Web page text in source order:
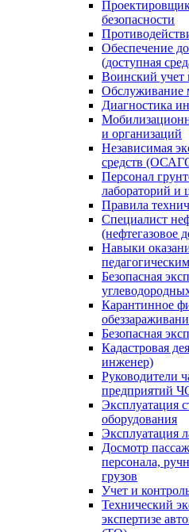
безопасности
Обеспечение
(доступная
Воинский учет
Обслуживание
Диагностика
и организаций
Независимая
средств
Персонал
лабораторий и
Правила
Специалист
(нефтегазовое
Навыки
Безопасная
Карантинное
Безопасная
Кадастровая
инженер)
Руководители
предприятий
Эксплуатация
оборудования
Эксплуатация
Досмотр
персонала,
грузов
Учет и
Технический
экспертизе